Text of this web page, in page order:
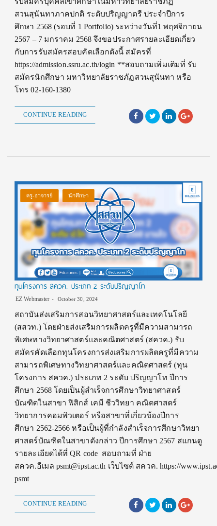
สวนสุนันทาภาคปกติ ระดับปริญญาตรี ประจำปีการ
ศึกษา 2568 (รอบที่ 1 Portfolio) ระหว่างวันที่1 พฤศจิกายน
2567 – 7 มกราคม 2568 จึงขอประกาศรายละเอียดเกี่ยว
กับการรับสมัครสอบคัดเลือกดังนี้ สมัครที่
https://admission.ssru.ac.th/login **สอบถามเพิ่มเติมที่ รับ
สมัครนักศึกษา มหาวิทยาลัยราชภัฏสวนสุนันทา หรือ
โทร 02-160-1380
CONTINUE READING
ครู-อาจารย์ นักศึกษา
ทุนโครงการ สควค. ประเภท 2 ระดับปริญญาโท
EZ Webmaster October 30, 2024
สถาบันส่งเสริมการสอนวิทยาศาสตร์และเทคโนโลยี
(สสวท.) โดยฝ่ายส่งเสริมการผลิตครูที่มีความสามารถ
พิเศษทางวิทยาศาสตร์และคณิตศาสตร์ (สควค.) รับ
สมัครคัดเลือกทุนโครงการส่งเสริมการผลิตครูที่มีความ
สามารถพิเศษทางวิทยาศาสตร์และคณิตศาสตร์ (ทุน
โครงการ สควค.) ประเภท 2 ระดับ ปริญญาโท ปีการ
ศึกษา 2568 โดยเป็นผู้สำเร็จการศึกษาวิทยาศาสตร์
บัณฑิตในสาขา ฟิสิกส์ เคมี ชีววิทยา คณิตศาสตร์
วิทยาการคอมพิวเตอร์ หรือสาขาที่เกี่ยวข้องปีการ
ศึกษา 2562-2566 หรือเป็นผู้ที่กำลังสำเร็จการศึกษาวิทยา
ศาสตร์บัณฑิตในสาขาดังกล่าว ปีการศึกษา 2567 สแกนดู
รายละเอียดได้ที่ QR code สอบถามที่ ฝ่าย
สควค.อีเมล psmt@ipst.ac.th เว็บไซต์ สควค. https://
psmt
CONTINUE READING